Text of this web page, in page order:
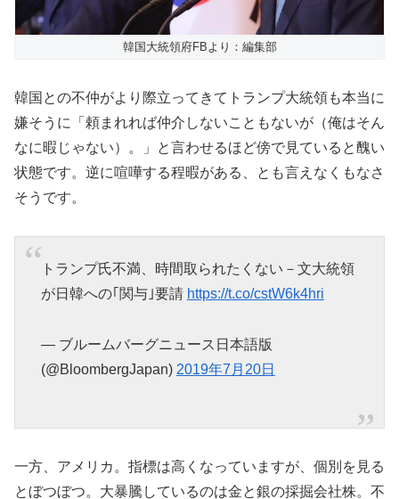
韓国大統領府FBより：編集部
韓国との不仲がより際立ってきてトランプ大統領も本当に
嫌そうに「頼まれれば仲介しないこともないが（俺はそん
なに暇じゃない）。」と言わせるほど傍で見ていると醜い
状態です。逆に喧嘩する程暇がある、とも言えなくもなさ
そうです。
トランプ氏不満、時間取られたくない－文大統領
が日韓への｢関与｣要請 https://t.co/cstW6k4hri
— ブルームバーグニュース日本語版
(@BloombergJapan) 2019年7月20日
一方、アメリカ。指標は高くなっていますが、個別を見る
とぼつぼつ。大暴騰しているのは金と銀の採掘会社株。不